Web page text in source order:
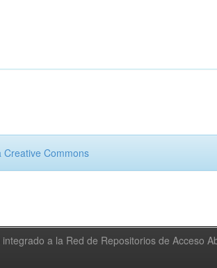
Creative Commons
a la Red de Repositorios de Acceso